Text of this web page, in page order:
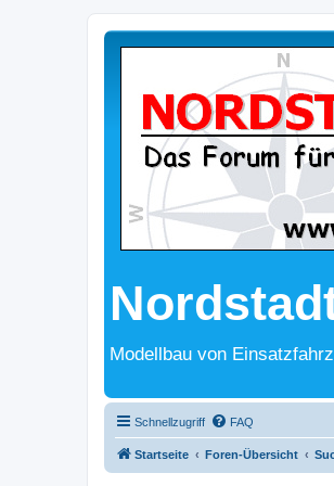
Modellbau von
Schnellzugriff FAQ
Startseite Foren-Übersicht